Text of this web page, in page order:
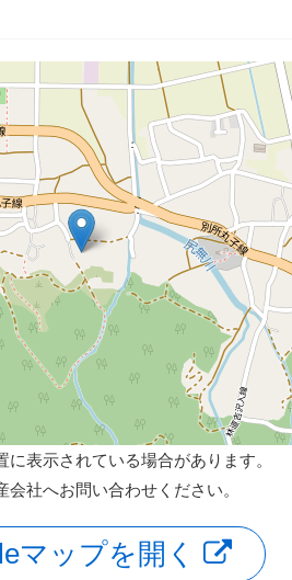
表示されている場合があります。
社へお問い合わせください。
マップを開く